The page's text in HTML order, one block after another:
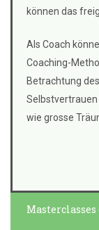
können das
Als Coach
Coaching-
Betrachtung
Selbstvertrauen
wie grosse